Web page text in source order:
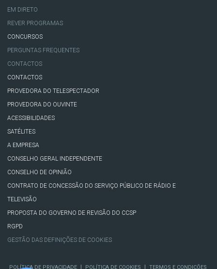
EM DIRETO
REVER PROGRAMAS
CONCURSOS
PERGUNTAS FREQUENTES
CONTACTOS
CONTACTOS
PROVEDORA DO TELESPECTADOR
PROVEDORA DO OUVINTE
ACESSIBILIDADES
SATÉLITES
A EMPRESA
CONSELHO GERAL INDEPENDENTE
CONSELHO DE OPINIÃO
CONTRATO DE CONCESSÃO DO SERVIÇO PÚBLICO DE RÁDIO E
TELEVISÃO
PROPOSTA DO GOVERNO DE REVISÃO DO CCSP
RGPD
GESTÃO DAS DEFINIÇÕES DE COOKIES
POLÍTICA DE PRIVACIDADE | POLÍTICA DE COOKIES | TERMOS E CONDIÇÕES